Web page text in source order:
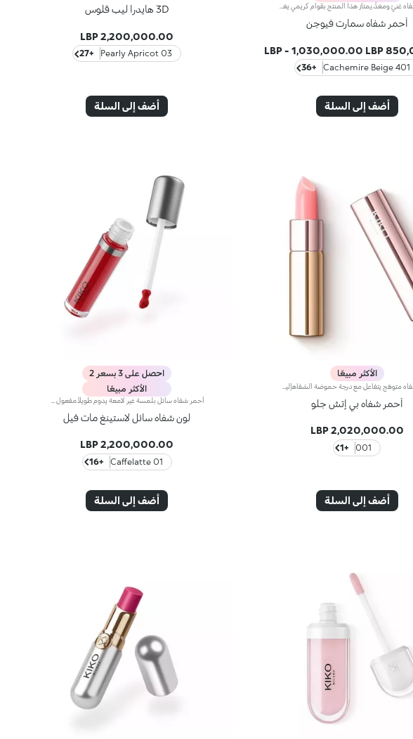
أحمر شفاه غنيّ ومغذٍّ.يمتاز هذا المنتج بقوام كريمي يغلّف الشفاه ويمنحها شعوراً بالراحة وينعّمها لوقت طويل.ينساب أحمر الشفاه بسلاسة ويَظهر اللون من التمريرة الأولى.يتوفّر في 36 لوناً فاقعاً تغطية متوسّطة إلى كاملة.منتج مُختبر من قبل أطباء الجلد.
أحمر شفاه سمارت فيوجن
-1,030,000.00 LBP
401 Cachemire Beige
+36
أضف إلى السلة
3D هايدرا ليب قلوس
2,200,000.00 LBP
03 Pearly Apricot
+27
أضف إلى السلة
الأكثر مبيعًا
أحمر شفاه بي إتش جلو
2,020,000.00 LBP
001
+1
أضف إلى السلة
احصل على 3 بسعر 2
الأكثر مبيعًا
لون شفاه سائل لاستينغ مات فيل
2,200,000.00 LBP
01 Caffelatte
+16
أضف إلى السلة